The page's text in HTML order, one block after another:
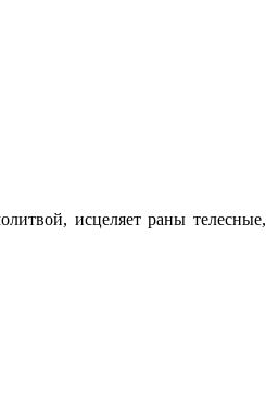
исцеляет раны телесные,